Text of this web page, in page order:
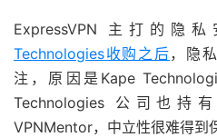
ExpressVPN 主打的隐
Technologies收购之后，隐
注，原因是Kape
Technologies 公司也持
VPNMentor，中立性很难得到